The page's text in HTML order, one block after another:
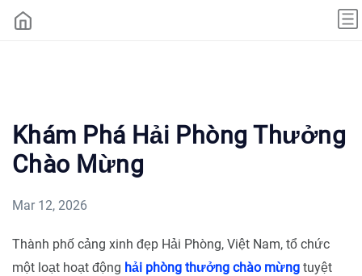
Khám Phá Hải Phòng Thưởng
Chào Mừng
Mar 12, 2026
Thành phố cảng xinh đẹp Hải Phòng, Việt Nam, tổ chức
một loạt hoạt động hải phòng thưởng chào mừng tuyệt